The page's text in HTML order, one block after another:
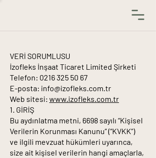
VERİ SORUMLUSU
İzofleks İnşaat Ticaret Limited Şirketi
Telefon: 0216 325 50 67
E-posta: info@izofleks.com.tr
Web sitesi: www.izofleks.com.tr
1. GİRİŞ
Bu aydınlatma metni, 6698 sayılı “Kişisel
Verilerin Korunması Kanunu” (“KVKK”)
ve ilgili mevzuat hükümleri uyarınca,
size ait kişisel verilerin hangi amaçlarla,